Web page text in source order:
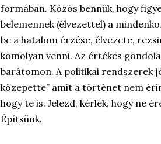
formában. Közös bennük, hogy
belemennek (élvezettel) a
be a hatalom érzése, élvezete,
komolyan venni. Az értékes
barátomon. A politikai rendszerek
közepette” amit a történet nem
hogy te is. Jelezd, kérlek, hogy ne
Építsünk.